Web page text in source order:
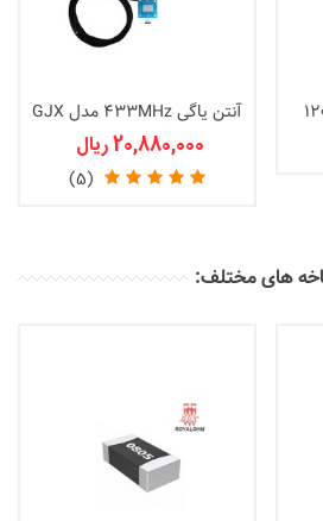
آنتن یاگی 433MHz مدل GJX
20,880,000 ریال
(5)